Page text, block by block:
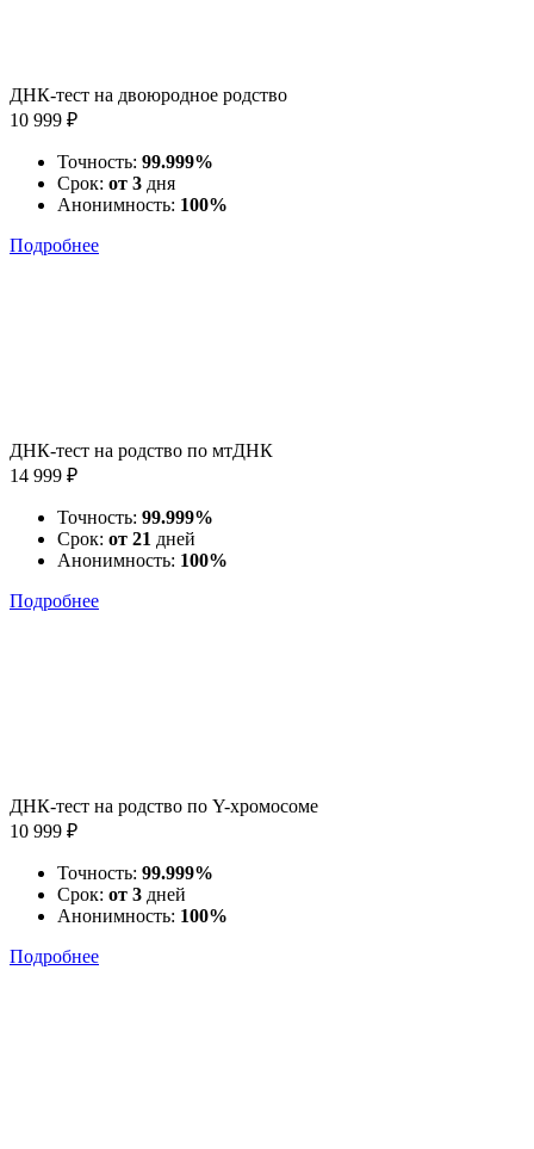
ДНК-тест на двоюродное родство
10 999 ₽
Точность: 99.999%
Срок: от 3 дня
Анонимность: 100%
Подробнее
ДНК-тест на родство по мтДНК
14 999 ₽
Точность: 99.999%
Срок: от 21 дней
Анонимность: 100%
Подробнее
ДНК-тест на родство по Y-хромосоме
10 999 ₽
Точность: 99.999%
Срок: от 3 дней
Анонимность: 100%
Подробнее